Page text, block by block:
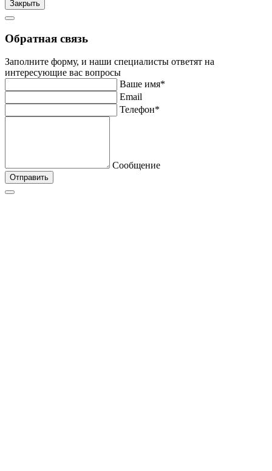
Закрыть
Обратная связь
Заполните форму, и наши специалисты ответят на
интересующие вас вопросы
Ваше имя*
Email
Телефон*
Сообщение
Отправить